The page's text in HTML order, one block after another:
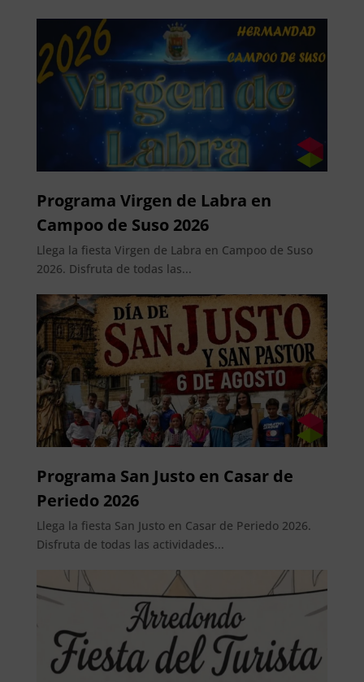
Programa Virgen de Labra en
Campoo de Suso 2026
Llega la fiesta Virgen de Labra en Campoo de Suso
2026. Disfruta de todas las...
Programa San Justo en Casar de
Periedo 2026
Llega la fiesta San Justo en Casar de Periedo 2026.
Disfruta de todas las actividades...